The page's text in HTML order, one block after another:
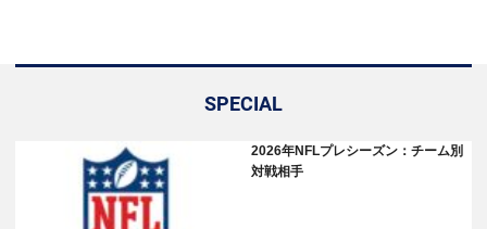
SPECIAL
2026年NFLプレシーズン：チーム別
対戦相手